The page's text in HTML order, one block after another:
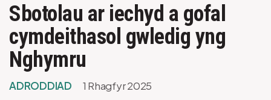
Sbotolau ar iechyd a gofal
cymdeithasol gwledig yng
Nghymru
ADRODDIAD
1 Rhagfyr 2025